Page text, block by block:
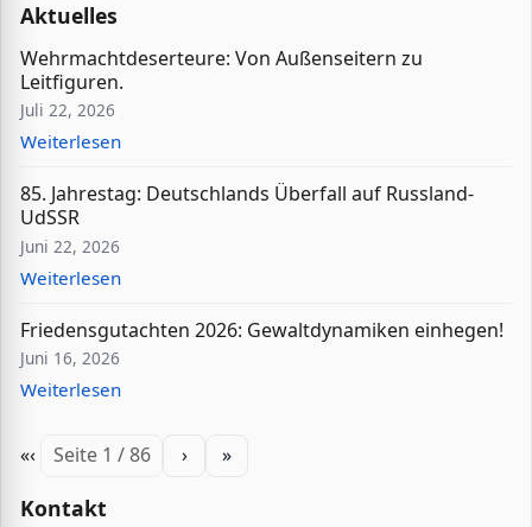
Aktuelles
Wehrmachtdeserteure: Von Außenseitern zu
Leitfiguren.
Juli 22, 2026
Weiterlesen
85. Jahrestag: Deutschlands Überfall auf Russland-
UdSSR
Juni 22, 2026
Weiterlesen
Friedensgutachten 2026: Gewaltdynamiken einhegen!
Juni 16, 2026
Weiterlesen
«‹ Seite 1 / 86 › »
Kontakt